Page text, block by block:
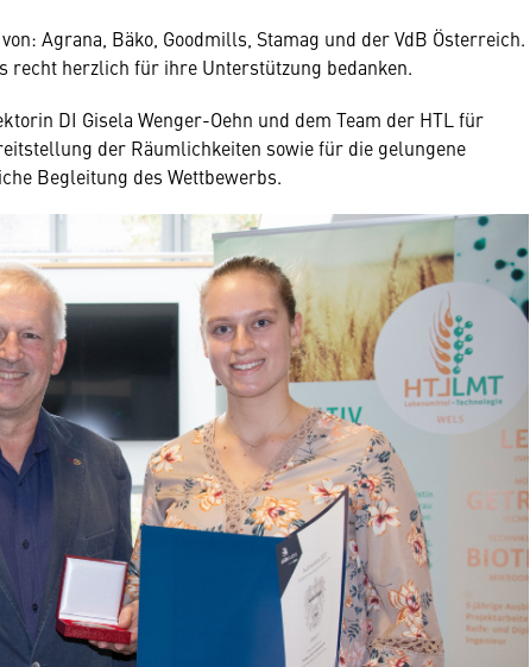
Agrana, Bäko, Goodmills, Stamag und der VdB Österreich.
recht herzlich für ihre Unterstützung bedanken.
DI Gisela Wenger-Oehn und dem Team der HTL für
der Räumlichkeiten sowie für die gelungene
Begleitung des Wettbewerbs.